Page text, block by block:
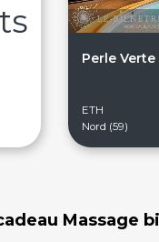
Perle Verte
ETH
Nord (59)
Massage